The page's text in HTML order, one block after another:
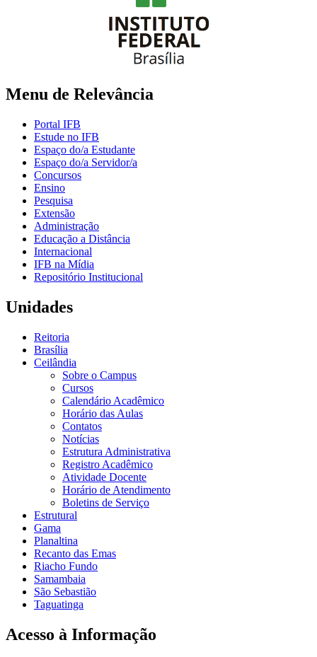
Menu de Relevância
Portal IFB
Estude no IFB
Espaço do/a Estudante
Espaço do/a Servidor/a
Concursos
Ensino
Pesquisa
Extensão
Administração
Educação a Distância
Internacional
IFB na Mídia
Repositório Institucional
Unidades
Reitoria
Brasília
Ceilândia
Sobre o Campus
Cursos
Calendário Acadêmico
Horário das Aulas
Contatos
Notícias
Estrutura Administrativa
Registro Acadêmico
Atividade Docente
Horário de Atendimento
Boletins de Serviço
Estrutural
Gama
Planaltina
Recanto das Emas
Riacho Fundo
Samambaia
São Sebastião
Taguatinga
Acesso à Informação